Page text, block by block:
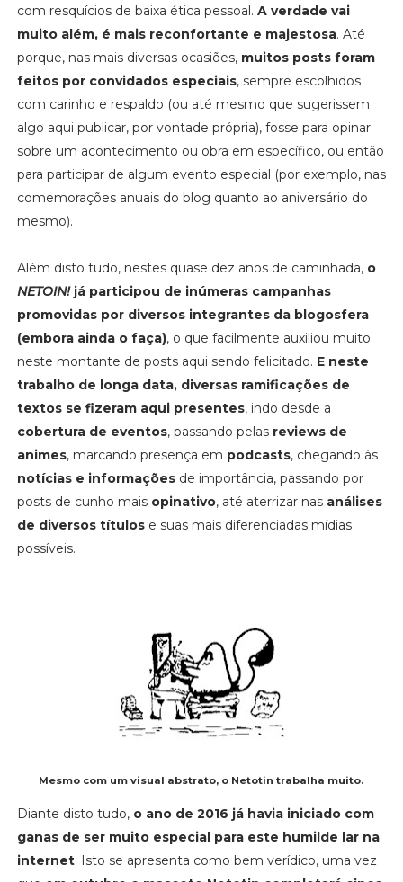
com resquícios de baixa ética pessoal. A verdade vai
muito além, é mais reconfortante e majestosa. Até
porque, nas mais diversas ocasiões, muitos posts foram
feitos por convidados especiais, sempre escolhidos
com carinho e respaldo (ou até mesmo que sugerissem
algo aqui publicar, por vontade própria), fosse para opinar
sobre um acontecimento ou obra em específico, ou então
para participar de algum evento especial (por exemplo, nas
comemorações anuais do blog quanto ao aniversário do
mesmo).
Além disto tudo, nestes quase dez anos de caminhada, o
NETOIN!já participou de inúmeras campanhas
promovidas por diversos integrantes da blogosfera
(embora ainda o faça), o que facilmente auxiliou muito
neste montante de posts aqui sendo felicitado. E neste
trabalho de longa data, diversas ramificações de
textos se fizeram aqui presentes, indo desde a
cobertura de eventos, passando pelas reviews de
animes, marcando presença em podcasts, chegando às
notícias e informaçõesde importância, passando por
posts de cunho mais opinativo, até aterrizar nas análises
de diversos títulose suas mais diferenciadas mídias
possíveis.
Mesmo com um visual abstrato, o Netotin trabalha muito.
Diante disto tudo, o ano de 2016 já havia iniciado com
ganas de ser muito especial para este humilde lar na
internet. Isto se apresenta como bem verídico, uma vez